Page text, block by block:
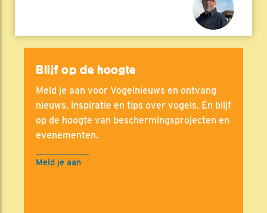
Blijf op de hoogte
Meld je aan voor Vogelnieuws en ontvang
nieuws, inspiratie en tips over vogels. En blijf
op de hoogte van beschermingsprojecten en
evenementen.
Meld je aan